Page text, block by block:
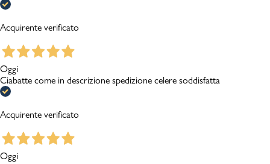
Acquirente verificato
Oggi
Ciabatte come in descrizione spedizione celere soddisfatta
Acquirente verificato
Oggi